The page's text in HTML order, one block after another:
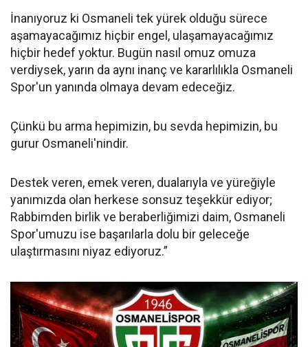
İnanıyoruz ki Osmaneli tek yürek olduğu sürece
aşamayacağımız hiçbir engel, ulaşamayacağımız
hiçbir hedef yoktur. Bugün nasıl omuz omuza
verdiysek, yarın da aynı inanç ve kararlılıkla Osmaneli
Spor'un yanında olmaya devam edeceğiz.
Çünkü bu arma hepimizin, bu sevda hepimizin, bu
gurur Osmaneli'nindir.
Destek veren, emek veren, dualarıyla ve yüreğiyle
yanımızda olan herkese sonsuz teşekkür ediyor;
Rabbimden birlik ve beraberliğimizi daim, Osmaneli
Spor'umuzu ise başarılarla dolu bir geleceğe
ulaştırmasını niyaz ediyoruz.”